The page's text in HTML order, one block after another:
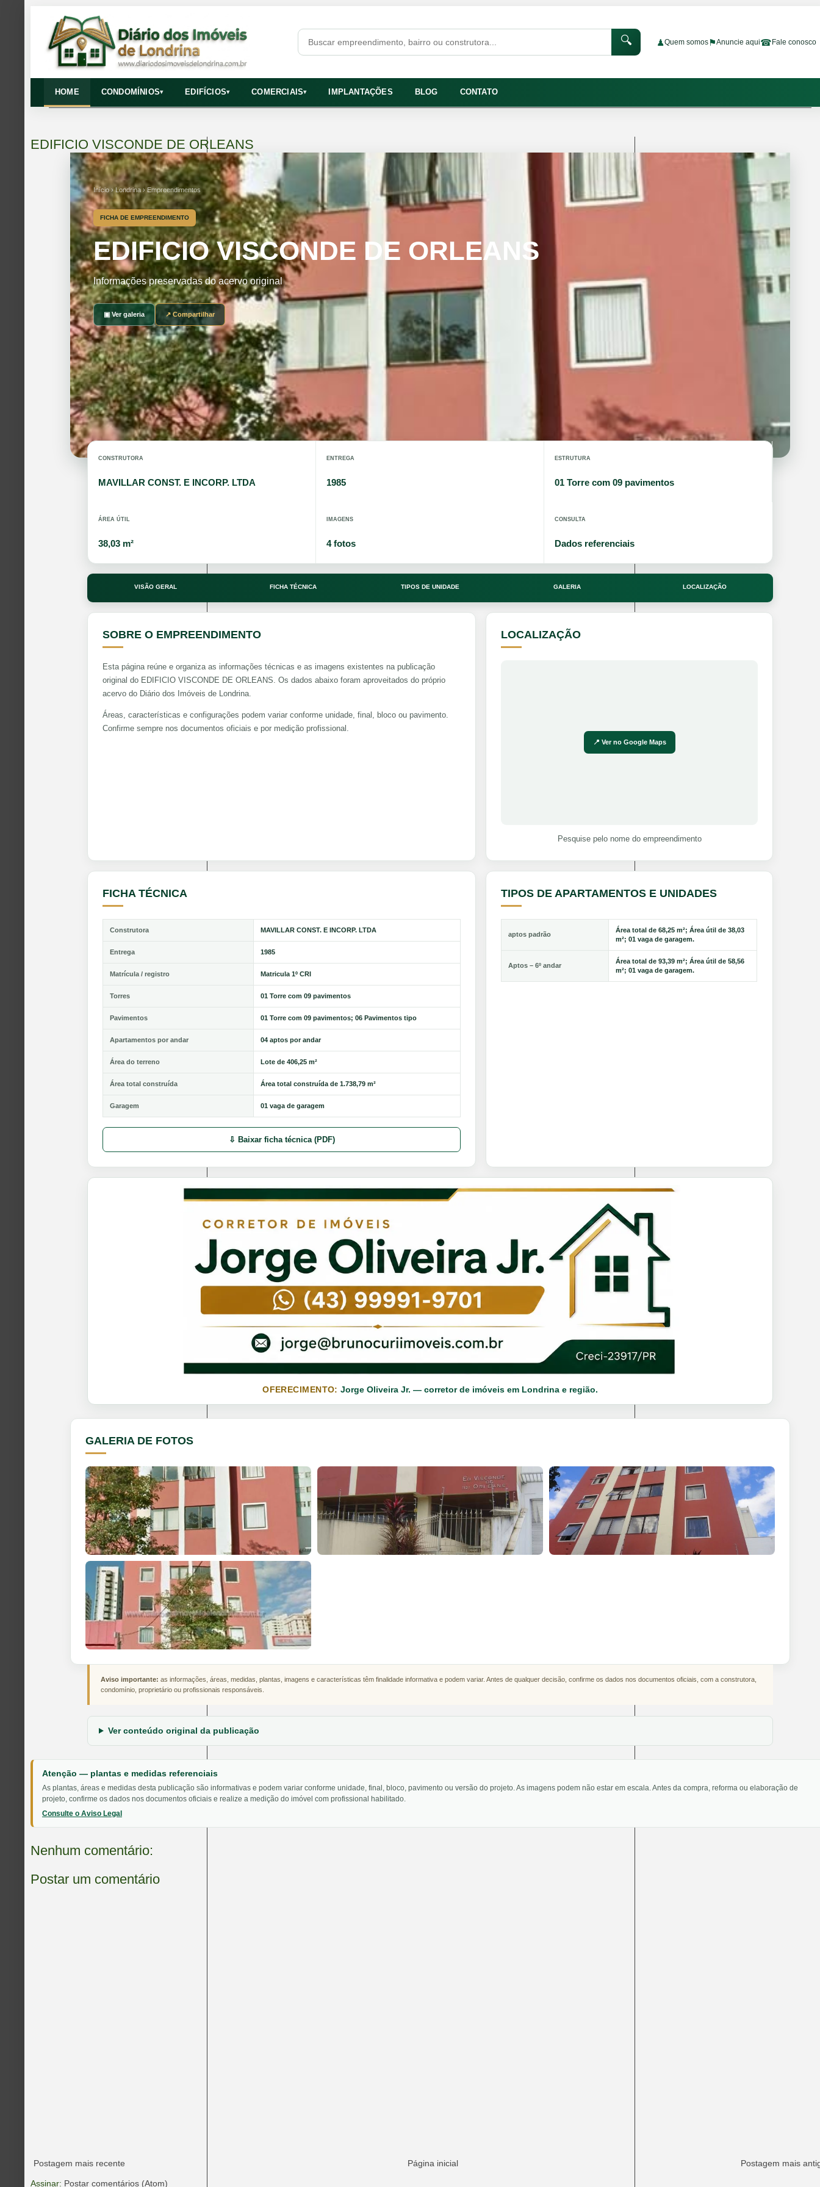
🔍 ♟Quem somos⚑Anuncie aqui☎ Fale conosco
HOME CONDOMÍNIOS▾ EDIFÍCIOS▾ COMERCIAIS▾ IMPLANTAÇÕES BLOG CONTATO
EDIFICIO VISCONDE DE ORLEANS
Início › Londrina › Empreendimentos
FICHA DE EMPREENDIMENTO
EDIFICIO VISCONDE DE ORLEANS
Informações preservadas do acervo original
▣ Ver galeria ↗ Compartilhar
CONSTRUTORA
MAVILLAR CONST. E INCORP. LTDA
ENTREGA
1985
ESTRUTURA
01 Torre com 09 pavimentos
ÁREA ÚTIL
38,03 m²
IMAGENS
4 fotos
CONSULTA
Dados referenciais
VISÃO GERAL FICHA TÉCNICA TIPOS DE UNIDADE GALERIA LOCALIZAÇÃO
SOBRE O EMPREENDIMENTO
Esta página reúne e organiza as informações técnicas e as imagens existentes na publicação
original do EDIFICIO VISCONDE DE ORLEANS. Os dados abaixo foram aproveitados do próprio
acervo do Diário dos Imóveis de Londrina.
Áreas, características e configurações podem variar conforme unidade, final, bloco ou pavimento.
Confirme sempre nos documentos oficiais e por medição profissional.
LOCALIZAÇÃO
📍 Ver no Google Maps
Pesquise pelo nome do empreendimento
FICHA TÉCNICA
Construtora MAVILLAR CONST. E INCORP. LTDA
Entrega 1985
Matrícula / registro Matricula 1º CRI
Torres 01 Torre com 09 pavimentos
Pavimentos 01 Torre com 09 pavimentos; 06 Pavimentos tipo
Apartamentos por andar 04 aptos por andar
Área do terreno Lote de 406,25 m²
Área total construída Área total construída de 1.738,79 m²
Garagem 01 vaga de garagem
⇩ Baixar ficha técnica (PDF)
TIPOS DE APARTAMENTOS E UNIDADES
aptos padrão
Área total de 68,25 m²; Área útil de 38,03
m²; 01 vaga de garagem.
Aptos – 6º andar
Área total de 93,39 m²; Área útil de 58,56
m²; 01 vaga de garagem.
OFERECIMENTO: Jorge Oliveira Jr. — corretor de imóveis em Londrina e região.
GALERIA DE FOTOS
Aviso importante: as informações, áreas, medidas, plantas, imagens e características têm finalidade informativa e podem variar. Antes de qualquer decisão, confirme os dados nos documentos oficiais, com a construtora,
condomínio, proprietário ou profissionais responsáveis.
Ver conteúdo original da publicação
Atenção — plantas e medidas referenciais
As plantas, áreas e medidas desta publicação são informativas e podem variar conforme unidade, final, bloco, pavimento ou versão do projeto. As imagens podem não estar em escala. Antes da compra, reforma ou elaboração de
projeto, confirme os dados nos documentos oficiais e realize a medição do imóvel com profissional habilitado.
Consulte o Aviso Legal
Nenhum comentário:
Postar um comentário
Postagem mais recente Postagem mais
Página inicial
Assinar: Postar comentários (Atom)